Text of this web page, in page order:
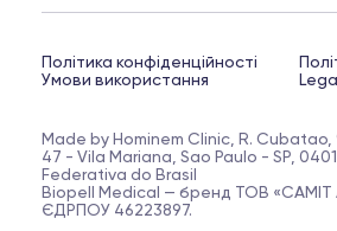
Made by Hominem Clinic, R. Cubatao,
47 - Vila Mariana, Sao Paulo - SP,
Federativa do Brasil
Biopell Medical — бренд ТОВ «САМІТ
ЄДРПОУ 46223897.
Політика конфіденційності
Умови використання